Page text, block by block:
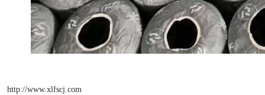
http://www.xlfscj.com